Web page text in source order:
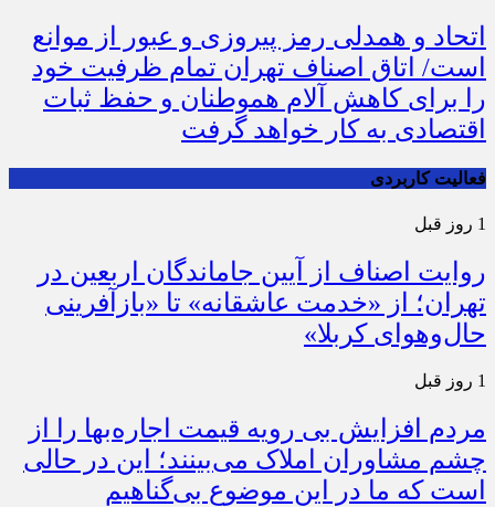
اتحاد و همدلی رمز پیروزی و عبور از موانع
است/ اتاق اصناف تهران تمام ظرفیت خود
را برای کاهش آلام هموطنان و حفظ ثبات
اقتصادی به کار خواهد گرفت
فعالیت کاربردی
1 روز قبل
روایت اصناف از آیین جاماندگان اربعین در
تهران؛ از «خدمت عاشقانه» تا «بازآفرینی
حال‌وهوای کربلا»
1 روز قبل
مردم افزایش بی رویه قیمت اجاره‌بها را از
چشم مشاوران املاک می‌بینند؛ این در حالی
است که ما در این موضوع بی‌گناهیم